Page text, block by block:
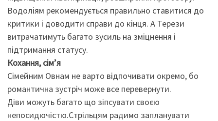
Водоліям рекомендується правильно ставитися до
критики і доводити справи до кінця. А Терези
витрачатимуть багато зусиль на зміцнення і
підтримання статусу.
Кохання, сім’я
Сімейним Овнам не варто відпочивати окремо, бо
романтична зустріч може все перевернути.
Діви можуть багато що зіпсувати своєю
непосидючістю.Стрільцям радимо запланувати